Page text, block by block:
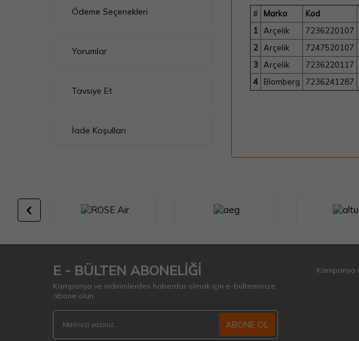
Ödeme Seçenekleri
Yorumlar
Tavsiye Et
İade Koşulları
# Marka Kod
1
Arçelik 7236220107
2
Arçelik 7247520107
3
Arçelik 7236220117
4
Blomberg 7236241287
E - BÜLTEN ABONELİĞİ
Kampanya ve indirimlerden haberdar olmak için e-bültenimize
abone olun.
ABONE OL
Kampanya